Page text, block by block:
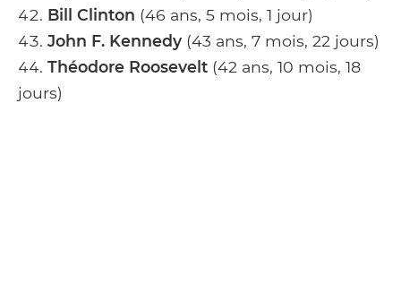
Bill Clinton (46 ans, 5 mois, 1 jour)
John F. Kennedy (43 ans, 7 mois, 22 jours)
Théodore Roosevelt (42 ans, 10 mois, 18
jours)